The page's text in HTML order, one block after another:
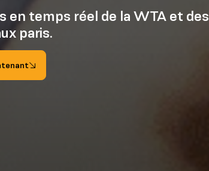
temps réel de la WTA et des
paris.